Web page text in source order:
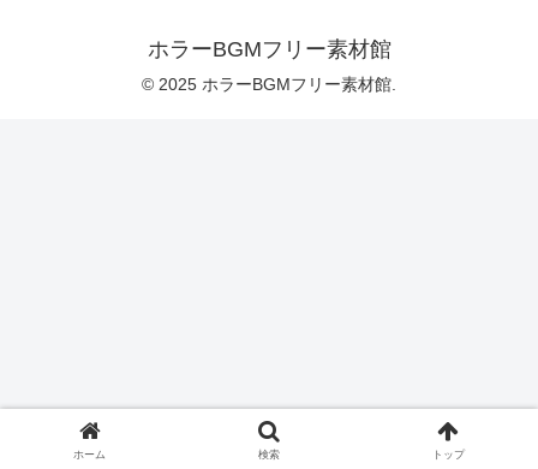
ホラーBGMフリー素材館
© 2025 ホラーBGMフリー素材館.
ホーム 検索 トップ